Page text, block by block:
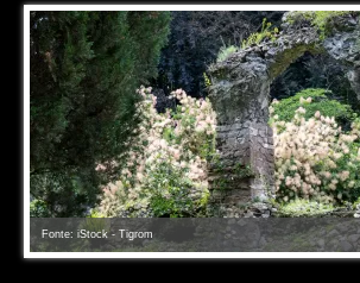
Fonte: iStock - Tigrom